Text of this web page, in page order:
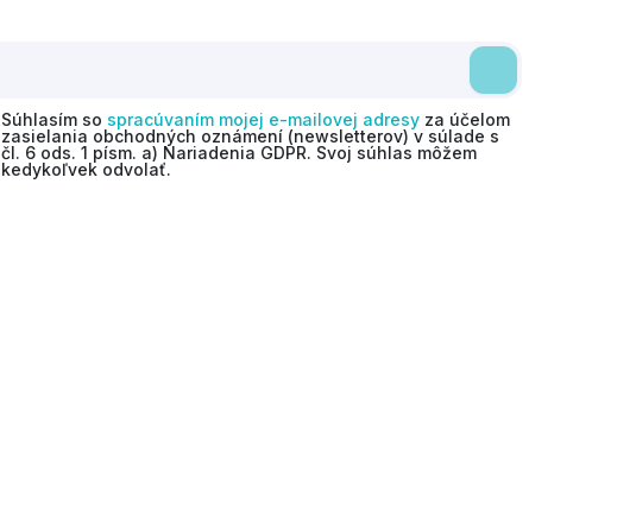
Súhlasím so spracúvaním mojej e-mailovej adresy za účelom
zasielania obchodných oznámení (newsletterov) v súlade s
čl. 6 ods. 1 písm. a) Nariadenia GDPR. Svoj súhlas môžem
kedykoľvek odvolať.